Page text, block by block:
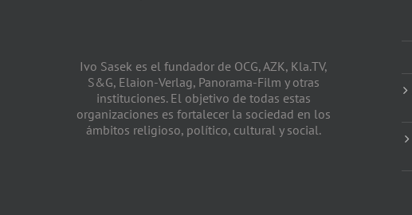
Ivo Sasek es el fundador de OCG, AZK, Kla.TV,
S&G, Elaion-Verlag, Panorama-Film y otras
instituciones. El objetivo de todas estas
organizaciones es fortalecer la sociedad en los
ámbitos religioso, político, cultural y social.